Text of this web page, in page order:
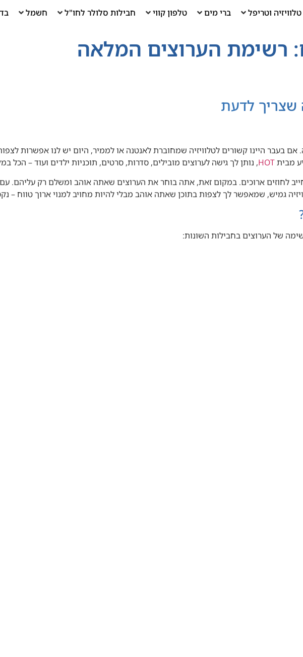
טלוויזיה וטריפל ברי מים טלפון קווי חבילות סלולר לחו"ל חשמל
רשימת הערוצים המלאה
שצריך לדעת
בעבר היינו קשורים לטלוויזיה שמחוברת לאנטנה או לממיר, היום יש לנו אפשרות
מביתHOT, נותן לך גישה לערוצים מובילים, סדרות, סרטים, תוכניות ילדים ועוד – הכל
לחוזים ארוכים. במקום זאת, אתה בוחר את הערוצים שאתה אוהב ומשלם רק עליהם.
גמיש, שמאפשר לך לצפות בתוכן שאתה אוהב מבלי להיות מחויב למנוי ארוך טווח –
של הערוצים בחבילות השונות: